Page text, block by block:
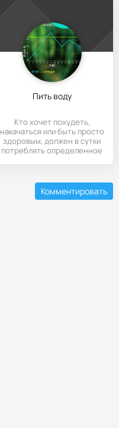
Пить воду
Кто хочет похудеть,
накачаться или быть просто
здоровым, должен в сутки
потреблять определенное
Комментировать